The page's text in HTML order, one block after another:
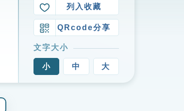
列入收藏
QRcode分享
文字大小
小 中 大